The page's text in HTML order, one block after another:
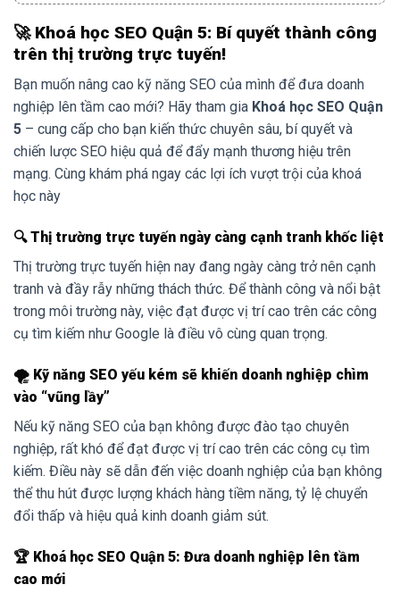
🚀 Khoá học SEO Quận 5: Bí quyết thành công
trên thị trường trực tuyến!
Bạn muốn nâng cao kỹ năng SEO của mình để đưa doanh
nghiệp lên tầm cao mới? Hãy tham gia Khoá học SEO Quận
5 – cung cấp cho bạn kiến thức chuyên sâu, bí quyết và
chiến lược SEO hiệu quả để đẩy mạnh thương hiệu trên
mạng. Cùng khám phá ngay các lợi ích vượt trội của khoá
học này
🔍 Thị trường trực tuyến ngày càng cạnh tranh khốc liệt
Thị trường trực tuyến hiện nay đang ngày càng trở nên cạnh
tranh và đầy rẫy những thách thức. Để thành công và nổi bật
trong môi trường này, việc đạt được vị trí cao trên các công
cụ tìm kiếm như Google là điều vô cùng quan trọng.
🌪️ Kỹ năng SEO yếu kém sẽ khiến doanh nghiệp chìm
vào “vũng lầy”
Nếu kỹ năng SEO của bạn không được đào tạo chuyên
nghiệp, rất khó để đạt được vị trí cao trên các công cụ tìm
kiếm. Điều này sẽ dẫn đến việc doanh nghiệp của bạn không
thể thu hút được lượng khách hàng tiềm năng, tỷ lệ chuyển
đổi thấp và hiệu quả kinh doanh giảm sút.
🏆 Khoá học SEO Quận 5: Đưa doanh nghiệp lên tầm
cao mới